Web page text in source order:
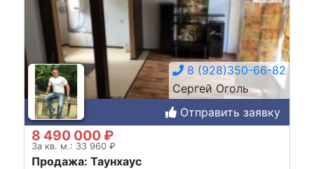
8 (928)350-66-82
Сергей Оголь
Отправить заявку
8 490 000 ₽
За кв. м.: 33 960 ₽
Продажа: Таунхаус